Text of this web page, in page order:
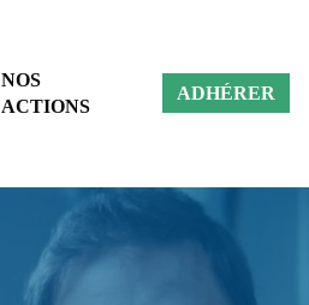
NOS
ACTIONS
ADHÉRER